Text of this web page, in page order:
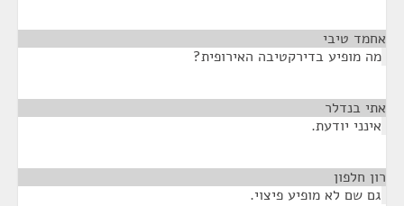
אחמד טיבי
מה מופיע בדירקטיבה האירופית?
אתי בנדלר
אינני יודעת.
רון חלפון
גם שם לא מופיע פיצוי.